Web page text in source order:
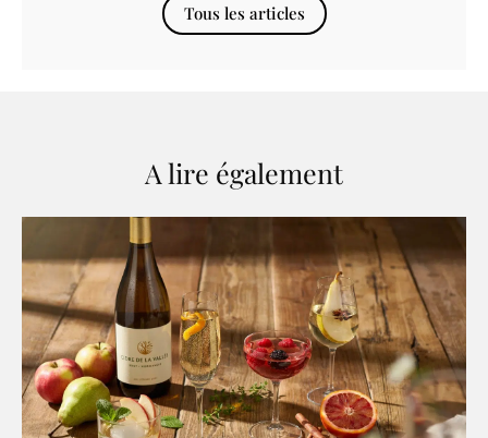
Tous les articles
A lire également